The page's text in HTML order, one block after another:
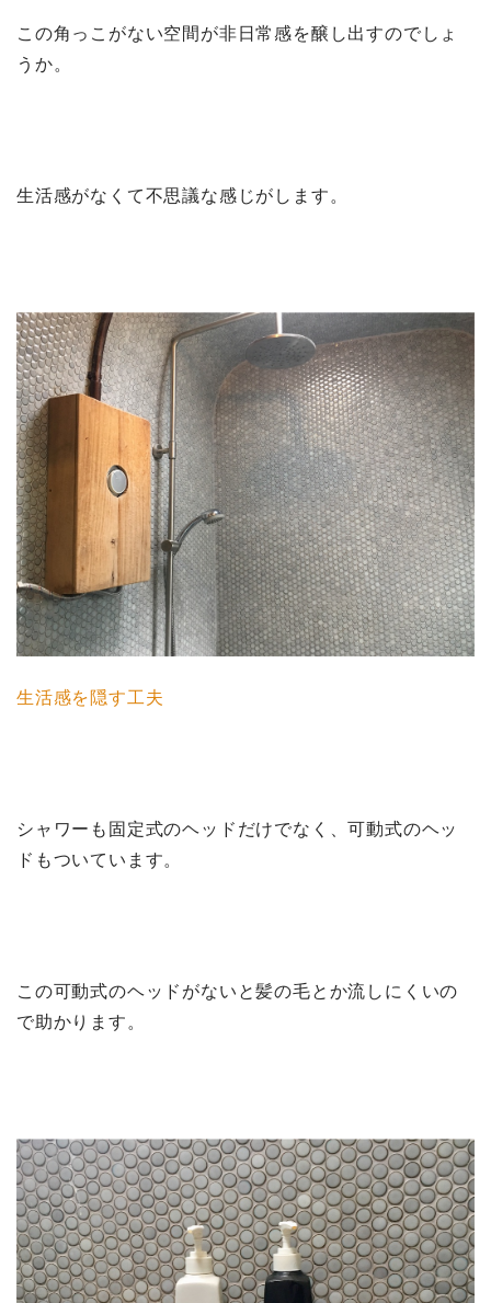
この角っこがない空間が非日常感を醸し出すのでしょ
うか。
生活感がなくて不思議な感じがします。
生活感を隠す工夫
シャワーも固定式のヘッドだけでなく、可動式のヘッ
ドもついています。
この可動式のヘッドがないと髪の毛とか流しにくいの
で助かります。